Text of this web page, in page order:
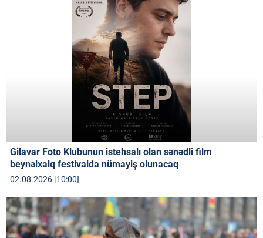
Gilavar Foto Klubunun istehsalı olan sənədli film
beynəlxalq festivalda nümayiş olunacaq
02.08.2026 [10:00]